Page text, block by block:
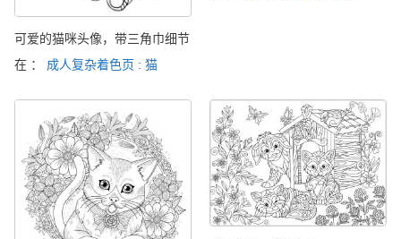
可爱的猫咪头像，带三角巾细节
在 ： 成人复杂着色页 : 猫